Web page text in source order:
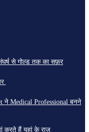
से गोल्ड तक का सफ़र
ने Medical Professional बनने
करते हैं यहां के राज़